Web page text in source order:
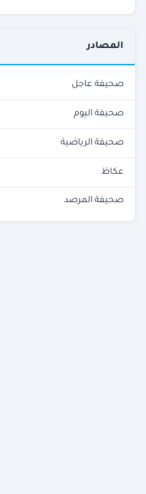
المصادر
صحيفة عاجل
صحيفة اليوم
صحيفة الرياضية
عكاظ
صحيفة المرصد